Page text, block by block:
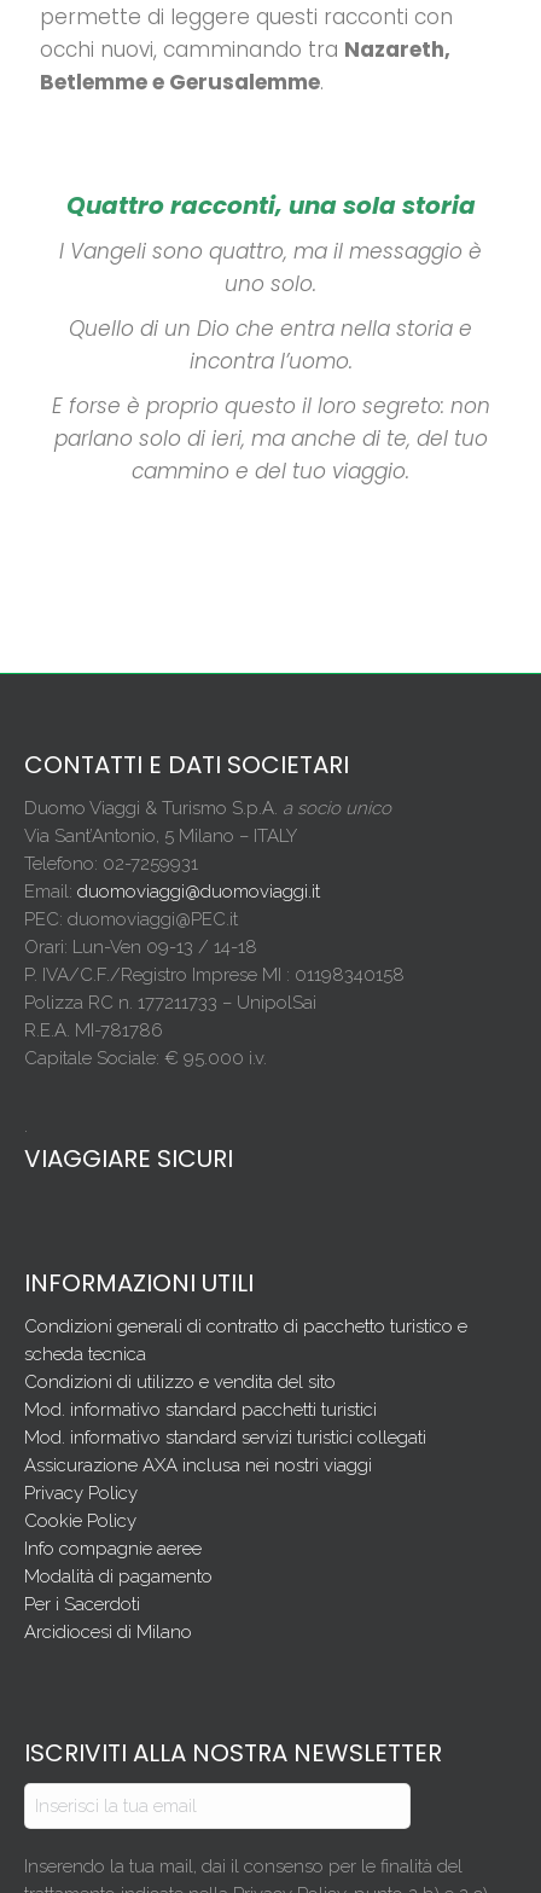
permette di leggere questi racconti con
occhi nuovi, camminando tra Nazareth,
Betlemme e Gerusalemme.
Quattro racconti, una sola storia
I Vangeli sono quattro, ma il messaggio è
uno solo.
Quello di un Dio che entra nella storia e
incontra l’uomo.
E forse è proprio questo il loro segreto: non
parlano solo di ieri, ma anche di te, del tuo
cammino e del tuo viaggio.
CONTATTI E DATI SOCIETARI
Duomo Viaggi & Turismo S.p.A. a socio unico
Via Sant’Antonio, 5 Milano – ITALY
Telefono: 02-7259931
Email: duomoviaggi@duomoviaggi.it
PEC: duomoviaggi@PEC.it
Orari: Lun-Ven 09-13 / 14-18
P. IVA/C.F./Registro Imprese MI : 01198340158
Polizza RC n. 177211733 – UnipolSai
R.E.A. MI-781786
Capitale Sociale: € 95.000 i.v.
.
VIAGGIARE SICURI
INFORMAZIONI UTILI
Condizioni generali di contratto di pacchetto turistico e
scheda tecnica
Condizioni di utilizzo e vendita del sito
Mod. informativo standard pacchetti turistici
Mod. informativo standard servizi turistici collegati
Assicurazione AXA inclusa nei nostri viaggi
Privacy Policy
Cookie Policy
Info compagnie aeree
Modalità di pagamento
Per i Sacerdoti
Arcidiocesi di Milano
ISCRIVITI ALLA NOSTRA NEWSLETTER
Inserendo la tua mail, dai il consenso per le finalità del